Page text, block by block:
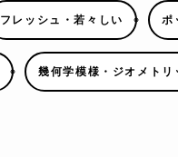
フレッシュ・若々しい ポ
幾何学模様・ジオメトリ